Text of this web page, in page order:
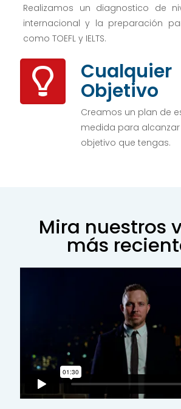
Realizamos un diagnostico de
internacional y la preparación
como TOEFL y IELTS.
Cualquier
Objetivo
Creamos un plan de
medida para
objetivo que tengas.
Mira nuestros
más